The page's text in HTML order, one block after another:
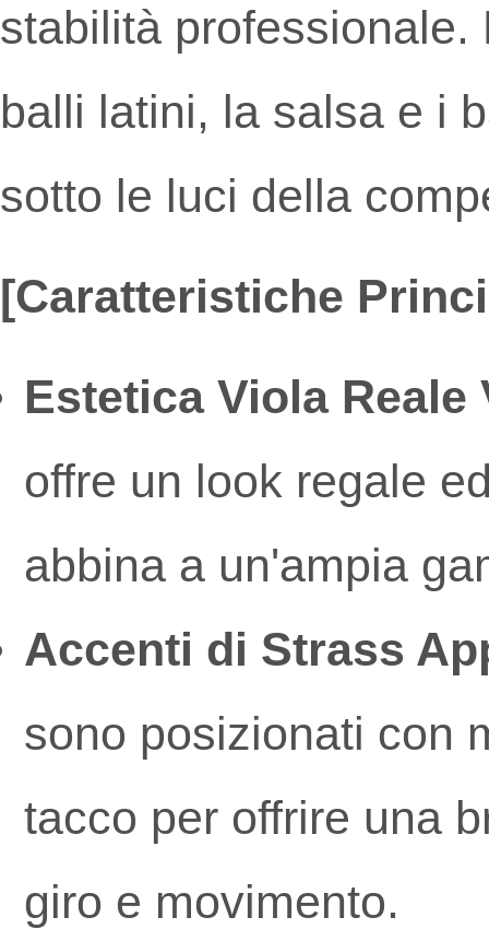
stabilità
balli latini, la salsa e i
sotto le luci della
[Caratteristiche
Estetica Viola Reale
offre un look regale
abbina a un'ampia
Accenti di Strass
sono posizionati con
tacco per offrire una
giro e movimento.